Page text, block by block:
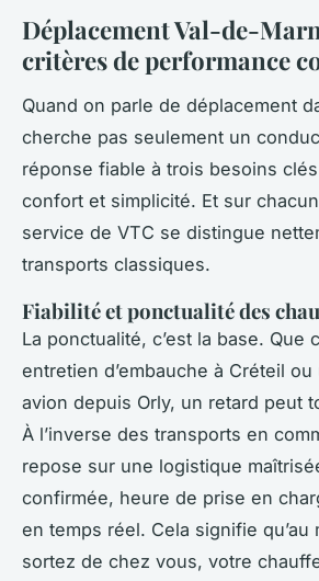
Déplacement Val-de-
critères de performance
Quand on parle de déplacement
cherche pas seulement un
réponse fiable à trois besoins
confort et simplicité. Et sur
service de VTC se distingue
transports classiques.
Fiabilité et ponctualité des
La ponctualité, c’est la base. Que
entretien d’embauche à Créteil
avion depuis Orly, un retard peut
À l’inverse des transports en
repose sur une logistique
confirmée, heure de prise en
en temps réel. Cela signifie qu’au
sortez de chez vous, votre